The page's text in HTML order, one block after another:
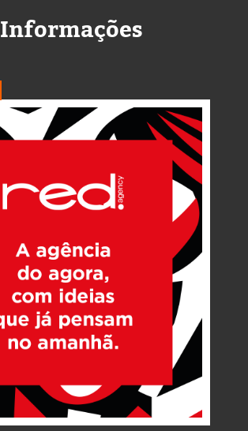
Informações